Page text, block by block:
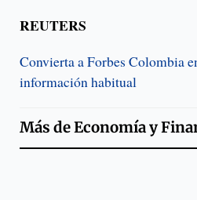
REUTERS
Convierta a Forbes Colombia
información habitual
Más deEconomía y